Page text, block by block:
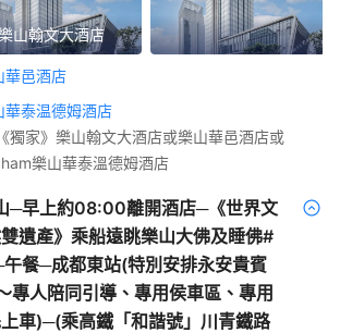
山翰文大酒店
華邑酒店
華泰温德姆酒店
獨家》樂山翰文大酒店或樂山華邑酒店或
樂山華泰溫德姆酒店
─早上約08:00離開酒店─《世界文
遺產》乘船遠眺樂山大佛及睡佛#
餐─成都東站(特別安排永安貴賓
專人陪同引導、專用侯車區、專用
車)─(乘高鐵「和諧號」川青鐵路